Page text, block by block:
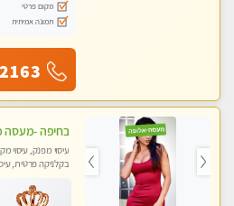
מקום פרטי
תמונה אמיתית
עיסוי מפנק, עיסוי
בקלניקה פרטית,